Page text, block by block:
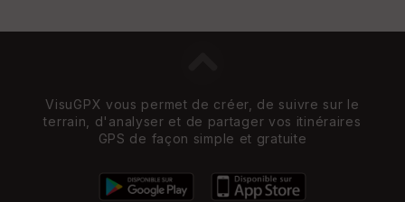
VisuGPX vous permet de créer, de suivre sur le
terrain, d'analyser et de partager vos itinéraires
GPS de façon simple et gratuite